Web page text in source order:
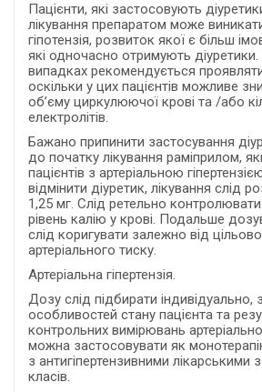
Пацієнти, які застосовують
лікування препаратом може
гіпотензія, розвиток якої є більш
які одночасно отримують діуретики.
випадках рекомендується
оскільки у цих пацієнтів можливе
об’єму циркулюючої крові та /або
електролітів.
Бажано припинити застосування
до початку лікування раміприлом,
пацієнтів з артеріальною
відмінити діуретик, лікування слід
1,25 мг. Слід ретельно
рівень калію у крові. Подальше
слід коригувати залежно від
артеріального тиску.
Артеріальна гіпертензія.
Дозу слід підбирати індивідуально,
особливостей стану пацієнта та
контрольних вимірювань
можна застосовувати як
з антигіпертензивними лікарськими
класів.